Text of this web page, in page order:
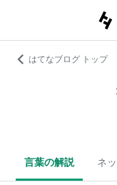
はてなブログ トップ
言葉の解説 ネ